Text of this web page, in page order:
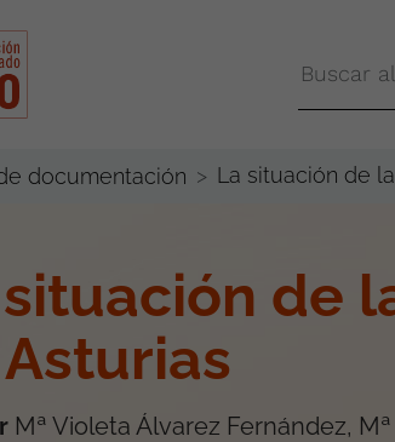
documentación La situación de
de
Mª Violeta Álvarez Fernández,